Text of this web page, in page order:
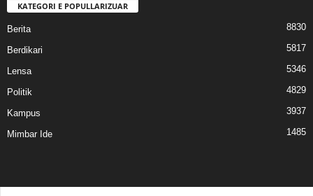
KATEGORI E POPULLARIZUAR
Berita 8830
Berdikari 5817
Lensa 5346
Politik 4829
Kampus 3937
Mimbar Ide 1485